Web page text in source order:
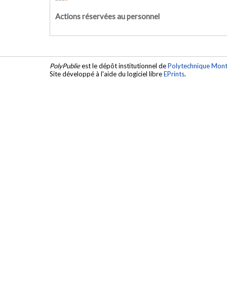
Actions réservées au personnel
PolyPublieest le dépôt institutionnel dePolytechnique
Site développé à l'aide du logiciel libreEPrints.